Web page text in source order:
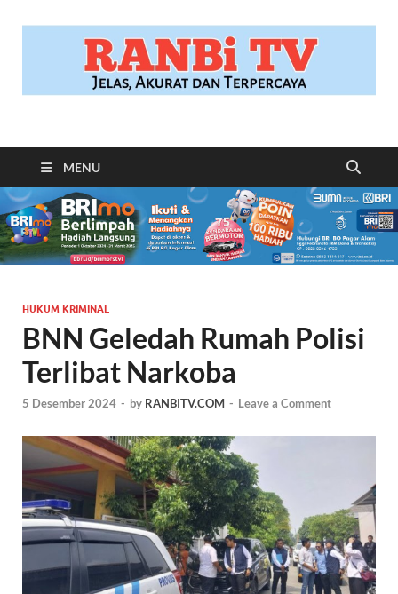
RANBITV.COM
MENU
HUKUM KRIMINAL
BNN Geledah Rumah Polisi
Terlibat Narkoba
5 Desember 2024 - by RANBITV.COM - Leave a Comment